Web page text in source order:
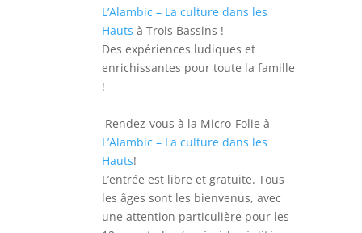
L’Alambic – La culture dans les
Hauts à Trois Bassins !
Des expériences ludiques et
enrichissantes pour toute la famille
!
Rendez-vous à la Micro-Folie à
L’Alambic – La culture dans les
Hauts!
L’entrée est libre et gratuite. Tous
les âges sont les bienvenus, avec
une attention particulière pour les